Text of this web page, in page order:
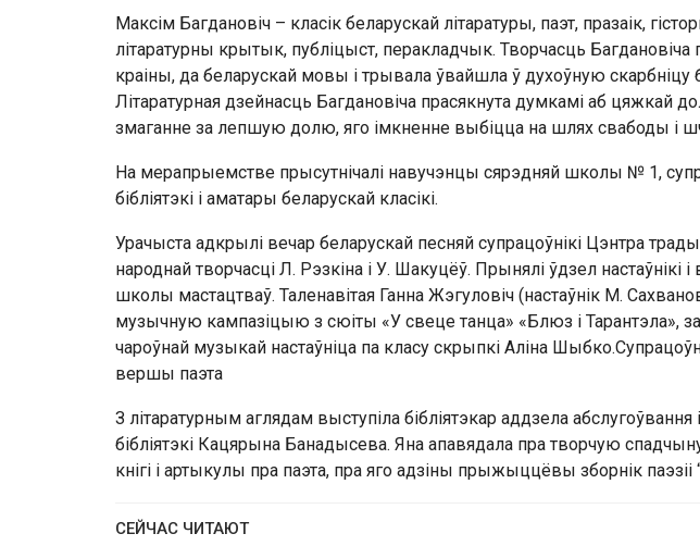
Максім Багдановіч – класік беларускай літаратуры, паэт, празаік,
літаратурны крытык, публіцыст, перакладчык. Творчасць
краіны, да беларускай мовы і трывала ўвайшла ў духоўную скарбніцу
Літаратурная дзейнасць Багдановіча прасякнута думкамі аб цяжкай
змаганне за лепшую долю, яго імкненне выбіцца на шлях свабоды і
На мерапрыемстве прысутнічалі навучэнцы сярэдняй школы № 1,
бібліятэкі і аматары беларускай класікі.
Урачыста адкрылі вечар беларускай песняй супрацоўнікі Цэнтра
народнай творчасці Л. Рэзкіна і У. Шакуцёў. Прынялі ўдзел настаўнікі
школы мастацтваў. Таленавітая Ганна Жэгуловіч (настаўнік М.
музычную кампазіцыю з сюіты «У свеце танца» «Блюз і Тарантэла»,
чароўнай музыкай настаўніца па класу скрыпкі Аліна
вершы паэта
З літаратурным аглядам выступіла бібліятэкар аддзела
бібліятэкі Кацярына Банадысева. Яна апавядала пра творчую
кнігі і артыкулы пра паэта, пра яго адзіны прыжыццёвы зборнік паэзіі
СЕЙЧАС ЧИТАЮТ